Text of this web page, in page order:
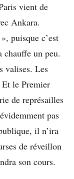
vient de
Ankara.
puisque c’est
chauffe un peu.
valises. Les
le Premier
de représailles
pas
il n’ira
de réveillon
son cours.